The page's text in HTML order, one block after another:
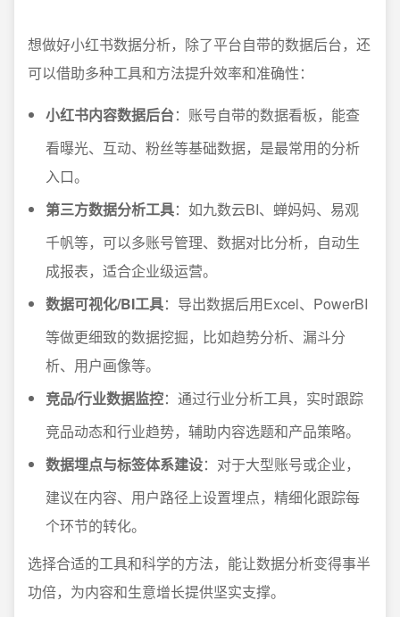
想做好小红书数据分析，除了平台自带的数据后台，还
可以借助多种工具和方法提升效率和准确性：
小红书内容数据后台：账号自带的数据看板，能查
看曝光、互动、粉丝等基础数据，是最常用的分析
入口。
第三方数据分析工具：如九数云BI、蝉妈妈、易观
千帆等，可以多账号管理、数据对比分析，自动生
成报表，适合企业级运营。
数据可视化/BI工具：导出数据后用Excel、PowerBI
等做更细致的数据挖掘，比如趋势分析、漏斗分
析、用户画像等。
竞品/行业数据监控：通过行业分析工具，实时跟踪
竞品动态和行业趋势，辅助内容选题和产品策略。
数据埋点与标签体系建设：对于大型账号或企业，
建议在内容、用户路径上设置埋点，精细化跟踪每
个环节的转化。
选择合适的工具和科学的方法，能让数据分析变得事半
功倍，为内容和生意增长提供坚实支撑。